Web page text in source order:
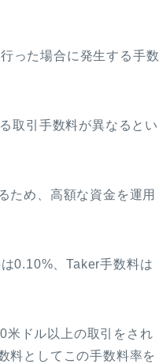
った場合に発生する手数
取引手数料が異なるとい
ため、高額な資金を運用
0.10%、Taker手数料は
米ドル以上の取引をされ
料としてこの手数料率を